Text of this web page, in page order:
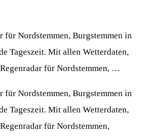
für Nordstemmen, Burgstemmen in
Tageszeit. Mit allen Wetterdaten,
für Nordstemmen, …
für Nordstemmen, Burgstemmen in
Tageszeit. Mit allen Wetterdaten,
für Nordstemmen,